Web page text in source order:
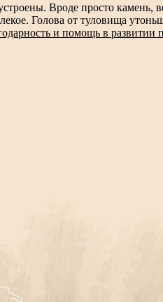
Вроде просто
Голова от туловища
и помощь в развитии